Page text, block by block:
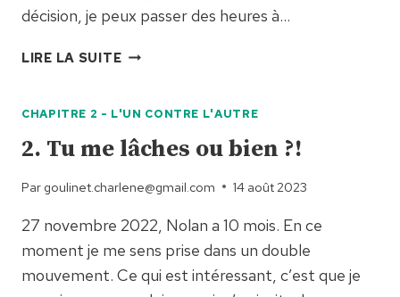
décision, je peux passer des heures à…
LIRE LA SUITE4.
ET
RÉFLEXIONS,
SI
DORMAIT ?
CHAPITRE 2 - L'UN CONTRE L'AUTRE
2. Tu me lâches ou bien ?!
Par goulinet.charlene@gmail.com 14 août 2023
27 novembre 2022, Nolan a 10 mois. En ce
moment je me sens prise dans un double
mouvement. Ce qui est intéressant, c’est que je